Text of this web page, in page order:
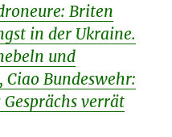
Briten
in der Ukraine.
und
Bundeswehr:
verrät